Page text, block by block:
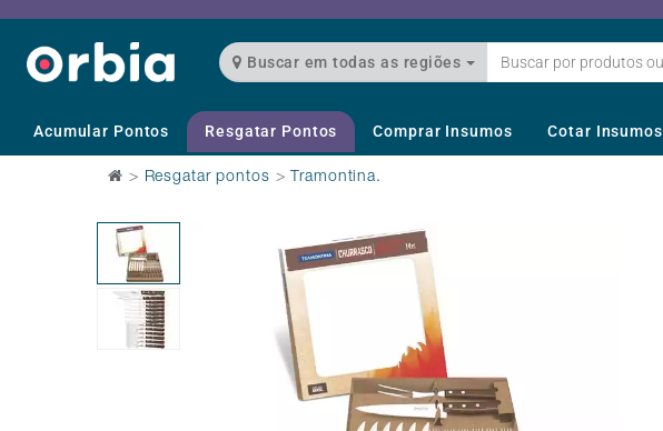
Buscar em todas as regiões
Acumular Pontos Resgatar Pontos Comprar Insumos Cotar Insumos
> Resgatar pontos > Tramontina.